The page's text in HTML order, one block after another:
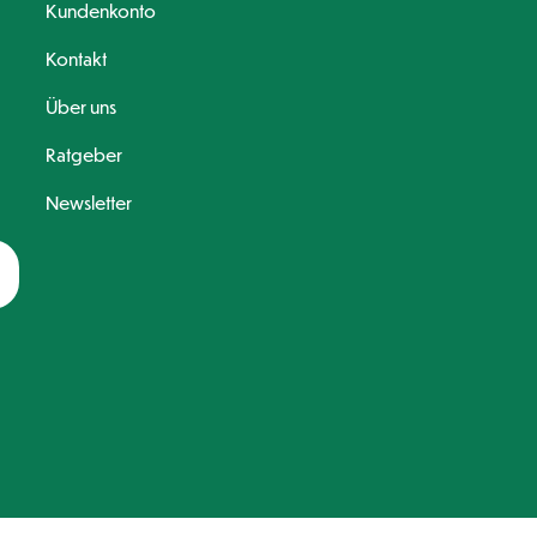
Kundenkonto
Kontakt
Über uns
Ratgeber
Newsletter